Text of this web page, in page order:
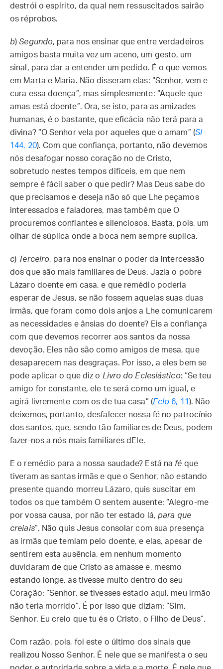
destrói o espírito, da qual nem ressuscitados sairão
os réprobos.
b) Segundo, para nos ensinar que entre verdadeiros
amigos basta muita vez um aceno, um gesto, um
sinal, para dar a entender um pedido. É o que vemos
em Marta e Maria. Não disseram elas: “Senhor, vem e
cura essa doença”, mas simplesmente: “Aquele que
amas está doente”. Ora, se isto, para as amizades
humanas, é o bastante, que eficácia não terá para a
divina? “O Senhor vela por aqueles que o amam” (Sl
144, 20). Com que confiança, portanto, não devemos
nós desafogar nosso coração no de Cristo,
sobretudo nestes tempos difíceis, em que nem
sempre é fácil saber o que pedir? Mas Deus sabe do
que precisamos e deseja não só que Lhe peçamos
interessados e faladores, mas também que O
procuremos confiantes e silenciosos. Basta, pois, um
olhar de súplica onde a boca nem sempre suplica.
c) Terceiro, para nos ensinar o poder da intercessão
dos que são mais familiares de Deus. Jazia o pobre
Lázaro doente em casa, e que remédio poderia
esperar de Jesus, se não fossem aquelas suas duas
irmãs, que foram como dois anjos a Lhe comunicarem
as necessidades e ânsias do doente? Eis a confiança
com que devemos recorrer aos santos da nossa
devoção. Eles não são como amigos de mesa, que
desaparecem nas desgraças. Por isso, a eles bem se
pode aplicar o que diz o Livro do Eclesiástico: “Se teu
amigo for constante, ele te será como um igual, e
agirá livremente com os de tua casa” (Eclo 6, 11 ). Não
deixemos, portanto, desfalecer nossa fé no patrocínio
dos santos, que, sendo tão familiares de Deus, podem
fazer-nos a nós mais familiares dEle.
E o remédio para a nossa saudade? Está na fé que
tiveram as santas irmãs e que o Senhor, não estando
presente quando morreu Lázaro, quis suscitar em
todos os que também O sentem ausente: “Alegro-me
por vossa causa, por não ter estado lá,para que
creiais”. Não quis Jesus consolar com sua presença
as irmãs que temiam pelo doente, e elas, apesar de
sentirem esta ausência, em nenhum momento
duvidaram de que Cristo as amasse e, mesmo
estando longe, as tivesse muito dentro do seu
Coração: “Senhor, se tivesses estado aqui, meu irmão
não teria morrido”. É por isso que diziam: “Sim,
Senhor. Eu creio que tu és o Cristo, o Filho de Deus”.
Com razão, pois, foi este o último dos sinais que
realizou Nosso Senhor. É nele que se manifesta o seu